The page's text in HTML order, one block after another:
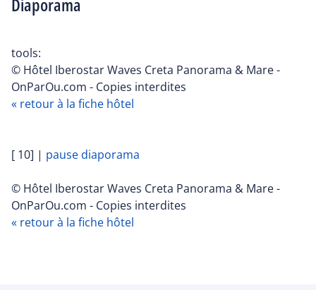
Diaporama
tools:
© Hôtel Iberostar Waves Creta Panorama & Mare -
OnParOu.com - Copies interdites
« retour à la fiche hôtel
[ 10] | pause diaporama
© Hôtel Iberostar Waves Creta Panorama & Mare -
OnParOu.com - Copies interdites
« retour à la fiche hôtel